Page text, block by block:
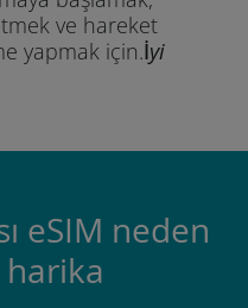
ve hareket
yapmak için.İyi
eSIM neden